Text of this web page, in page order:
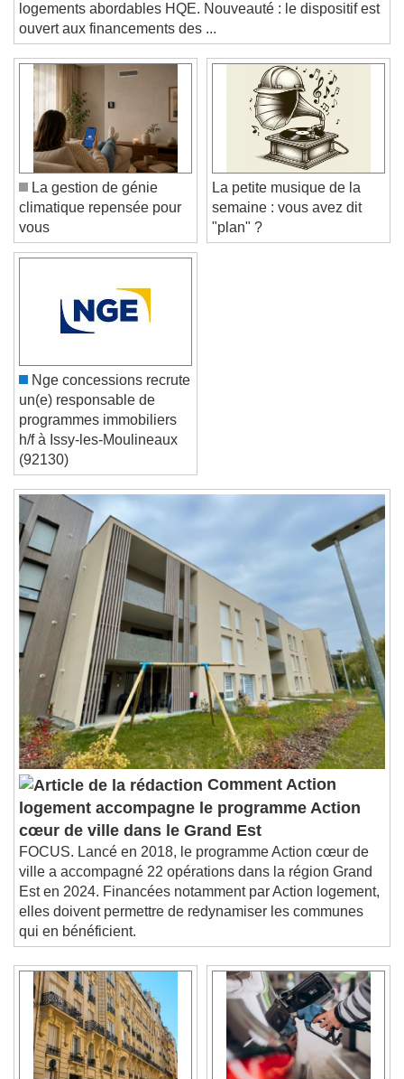
Text Background
Color Opacity
Caption Area Background
Color
Font Size
Text Edge Style
Reset
End of dialog window.
logements abordables HQE. Nouveauté : le dispositif est
ouvert aux financements des ...
La gestion de génie
climatique repensée pour
vous
La petite musique de la
semaine : vous avez dit
"plan" ?
Nge concessions recrute
un(e) responsable de
programmes immobiliers
h/f à Issy-les-Moulineaux
(92130)
Comment Action
logement accompagne le programme Action
cœur de ville dans le Grand Est
FOCUS. Lancé en 2018, le programme Action cœur de
ville a accompagné 22 opérations dans la région Grand
Est en 2024. Financées notamment par Action logement,
elles doivent permettre de redynamiser les communes
qui en bénéficient.